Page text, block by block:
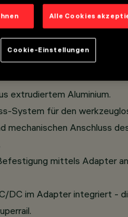
Technologie des
der minimalen
gewährleistet, optimiert
der die Direktblendung
extrudiertem Aluminium.
System für den
mechanischen Anschluss
mittels Adapter
DC im Adapter integriert -
Alle Cookies
Cookie-Einstellungen